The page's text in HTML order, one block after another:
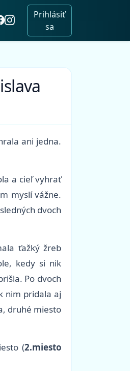
Prihlásiť
sa
ani jedna.
a cieľ vyhrať
myslí vážne.
dvoch
ťažký žreb
kedy si nik
Po dvoch
nim pridala aj
druhé miesto
(2.miesto